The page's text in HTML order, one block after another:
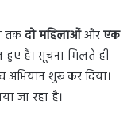
तकदो महिलाओंऔरएक
हैं। सूचना मिलते ही
शुरू कर दिया।
जा रहा है।